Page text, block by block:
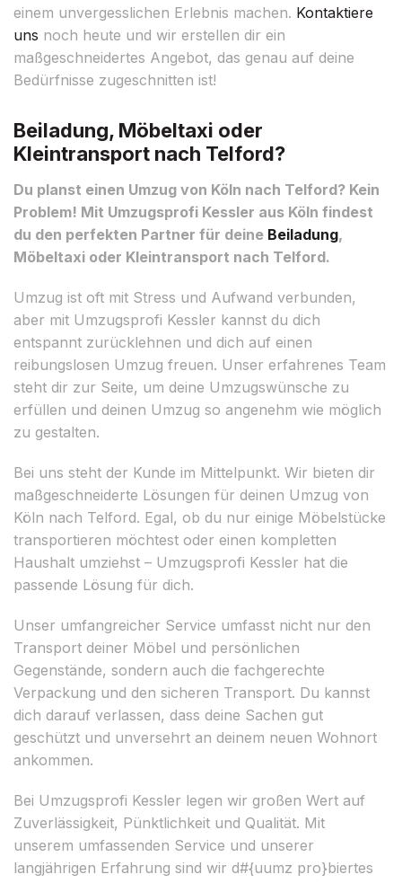
einem unvergesslichen Erlebnis machen. Kontaktiere
uns noch heute und wir erstellen dir ein
maßgeschneidertes Angebot, das genau auf deine
Bedürfnisse zugeschnitten ist!
Beiladung, Möbeltaxi oder
Kleintransport nach Telford?
Du planst einen Umzug von Köln nach Telford? Kein
Problem! Mit Umzugsprofi Kessler aus Köln findest
du den perfekten Partner für deine Beiladung,
Möbeltaxi oder Kleintransport nach Telford.
Umzug ist oft mit Stress und Aufwand verbunden,
aber mit Umzugsprofi Kessler kannst du dich
entspannt zurücklehnen und dich auf einen
reibungslosen Umzug freuen. Unser erfahrenes Team
steht dir zur Seite, um deine Umzugswünsche zu
erfüllen und deinen Umzug so angenehm wie möglich
zu gestalten.
Bei uns steht der Kunde im Mittelpunkt. Wir bieten dir
maßgeschneiderte Lösungen für deinen Umzug von
Köln nach Telford. Egal, ob du nur einige Möbelstücke
transportieren möchtest oder einen kompletten
Haushalt umziehst – Umzugsprofi Kessler hat die
passende Lösung für dich.
Unser umfangreicher Service umfasst nicht nur den
Transport deiner Möbel und persönlichen
Gegenstände, sondern auch die fachgerechte
Verpackung und den sicheren Transport. Du kannst
dich darauf verlassen, dass deine Sachen gut
geschützt und unversehrt an deinem neuen Wohnort
ankommen.
Bei Umzugsprofi Kessler legen wir großen Wert auf
Zuverlässigkeit, Pünktlichkeit und Qualität. Mit
unserem umfassenden Service und unserer
langjährigen Erfahrung sind wir d#{uumz pro}biertes